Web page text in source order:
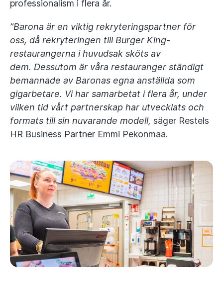
professionalism i flera år.
”Barona är en viktig rekryteringspartner för
oss, då rekryteringen till Burger King-
restaurangerna i huvudsak sköts av
dem. Dessutom är våra restauranger ständigt
bemannade av Baronas egna anställda som
gigarbetare. Vi har samarbetat i flera år, under
vilken tid vårt partnerskap har utvecklats och
formats till sin nuvarande modell, säger Restels
HR Business Partner Emmi Pekonmaa.